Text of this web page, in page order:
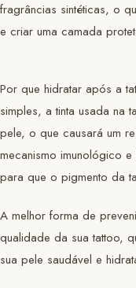
fragrâncias sintéticas, o
e criar uma camada
Por que hidratar após a
simples, a tinta usada na
pele, o que causará um
mecanismo imunológico
para que o pigmento da
A melhor forma de
qualidade da sua tattoo,
sua pele saudável e